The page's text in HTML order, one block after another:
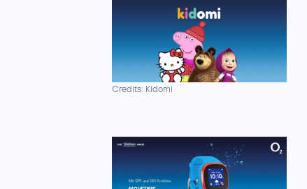
Credits: Kidomi